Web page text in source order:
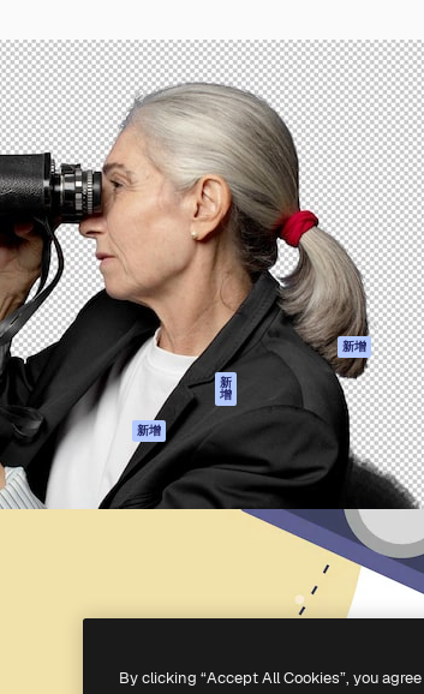
擁有超過
、代理商
產品
Spaces
AI助手
AI圖像生成器
AI視頻生成器
AI語音生成器
圖庫內容
MCP用於
Claude/ChatGPT
新
增
AI助手 新增
流動應用程式
開始使用
Academy
文件
客服
使用條款
隱私政策
原創作品 新增
Cookie 政策
信任中心
企業
S.L.U.
By clicking “Accept All Cookies”, you